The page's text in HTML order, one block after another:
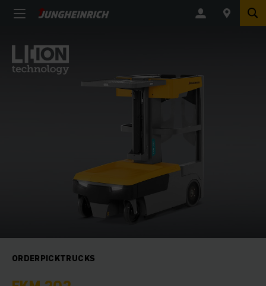
ORDERPICKTRUCKS